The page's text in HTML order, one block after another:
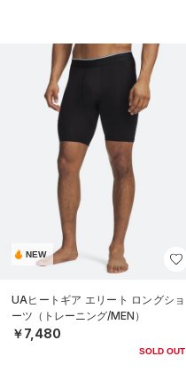
NEW
UAヒートギア エリート ロングショ
ーツ（トレーニング/MEN）
￥7,480
SOLD OUT